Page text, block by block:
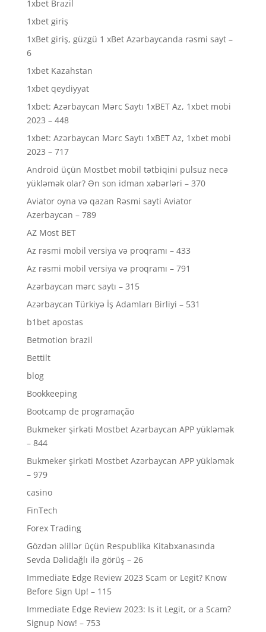
1xbet Brazil
1xbet giriş
1xBet giriş, güzgü 1 xBet Azərbaycanda rəsmi sayt –
6
1xbet Kazahstan
1xbet qeydiyyat
1xbet: Azərbaycan Mərc Saytı 1xBET Az, 1xbet mobi
2023 – 448
1xbet: Azərbaycan Mərc Saytı 1xBET Az, 1xbet mobi
2023 – 717
Android üçün Mostbet mobil tətbiqini pulsuz necə
yükləmək olar? Ən son idman xəbərləri – 370
Aviator oyna və qazan Rəsmi sayti Aviator
Azerbaycan – 789
AZ Most BET
Az rəsmi mobil versiya və proqramı – 433
Az rəsmi mobil versiya və proqramı – 791
Azərbaycan mərc saytı – 315
Azərbaycan Türkiyə İş Adamları Birliyi – 531
b1bet apostas
Betmotion brazil
Bettilt
blog
Bookkeeping
Bootcamp de programação
Bukmeker şirkəti Mostbet Azərbaycan APP yükləmək
– 844
Bukmeker şirkəti Mostbet Azərbaycan APP yükləmək
– 979
casino
FinTech
Forex Trading
Gözdən əlillər üçün Respublika Kitabxanasında
Sevda Dəlidağlı ilə görüş – 26
Immediate Edge Review 2023 Scam or Legit? Know
Before Sign Up! – 115
Immediate Edge Review 2023: Is it Legit, or a Scam?
Signup Now! – 753